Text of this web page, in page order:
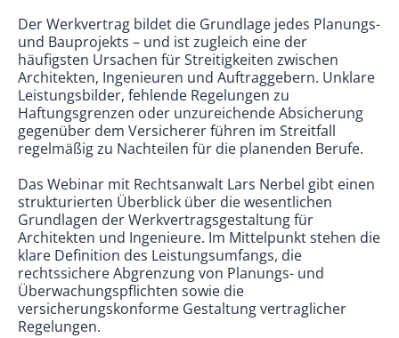
Der Werkvertrag bildet die Grundlage jedes Planungs-
und Bauprojekts – und ist zugleich eine der
häufigsten Ursachen für Streitigkeiten zwischen
Architekten, Ingenieuren und Auftraggebern. Unklare
Leistungsbilder, fehlende Regelungen zu
Haftungsgrenzen oder unzureichende Absicherung
gegenüber dem Versicherer führen im Streitfall
regelmäßig zu Nachteilen für die planenden Berufe.
Das Webinar mit Rechtsanwalt Lars Nerbel gibt einen
strukturierten Überblick über die wesentlichen
Grundlagen der Werkvertragsgestaltung für
Architekten und Ingenieure. Im Mittelpunkt stehen die
klare Definition des Leistungsumfangs, die
rechtssichere Abgrenzung von Planungs- und
Überwachungspflichten sowie die
versicherungskonforme Gestaltung vertraglicher
Regelungen.